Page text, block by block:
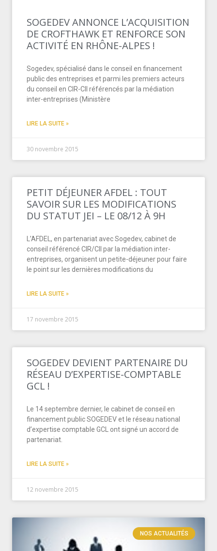
SOGEDEV ANNONCE L’ACQUISITION
DE CROFTHAWK ET RENFORCE SON
ACTIVITÉ EN RHÔNE-ALPES !
Sogedev, spécialisé dans le conseil en financement
public des entreprises et parmi les premiers acteurs
du conseil en CIR-CII référencés par la médiation
inter-entreprises (Ministère
LIRE LA SUITE »
30 novembre 2015
PETIT DÉJEUNER AFDEL : TOUT
SAVOIR SUR LES MODIFICATIONS
DU STATUT JEI – LE 08/12 À 9H
L’AFDEL, en partenariat avec Sogedev, cabinet de
conseil référencé CIR/CII par la médiation inter-
entreprises, organisent un petite-déjeuner pour faire
le point sur les dernières modifications du
LIRE LA SUITE »
17 novembre 2015
SOGEDEV DEVIENT PARTENAIRE DU
RÉSEAU D’EXPERTISE-COMPTABLE
GCL !
Le 14 septembre dernier, le cabinet de conseil en
financement public SOGEDEV et le réseau national
d’expertise comptable GCL ont signé un accord de
partenariat.
LIRE LA SUITE »
12 novembre 2015
NOS ACTUALITÉS